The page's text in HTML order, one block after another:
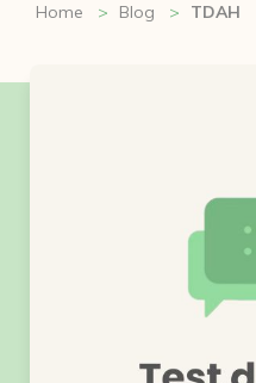
Home Blog TDAH